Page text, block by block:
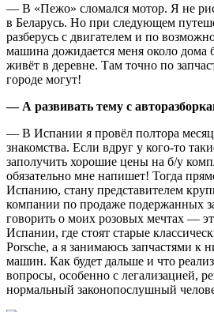
— В «Пежо» сломался мотор. Я не
в Беларусь. Но при следующем
разберусь с двигателем и по
машина дожидается меня около дома
живёт в деревне. Там точно по
городе могут!
— А развивать тему с
— В Испании я провёл полтора
знакомства. Если вдруг у кого-то
заполучить хорошие цены на б/у
обязательно мне напишет! Тогда
Испанию, стану представителем
компании по продаже подержанных
говорить о моих розовых мечтах —
Испании, где стоят старые
Porsche, а я занимаюсь запчастями к
машин. Как будет дальше и что
вопросы, особенно с легализацией,
нормальный законопослушный